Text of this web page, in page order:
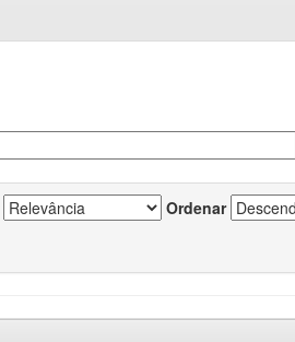
Ordenar